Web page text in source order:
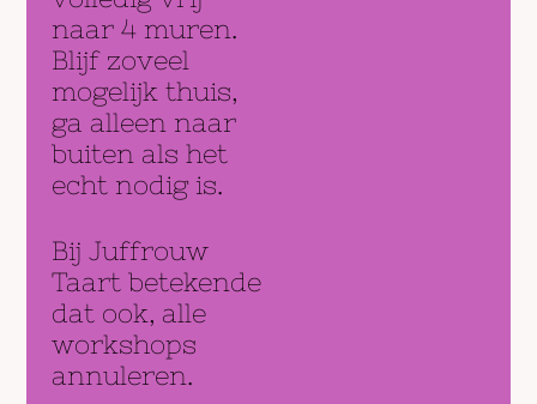
naar 4 muren.
Blijf zoveel
mogelijk thuis,
ga alleen naar
buiten als het
echt nodig is.
Bij Juffrouw
Taart betekende
dat ook, alle
workshops
annuleren.